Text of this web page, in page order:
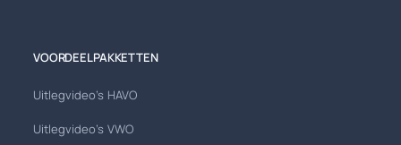
VOORDEELPAKKETTEN
Uitlegvideo's HAVO
Uitlegvideo's VWO